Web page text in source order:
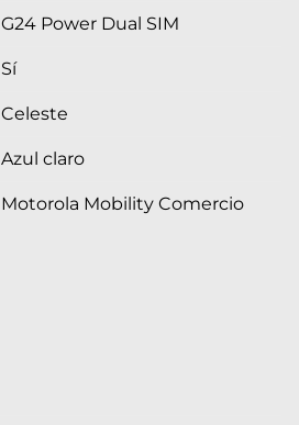
G24 Power Dual SIM
Sí
Celeste
Azul claro
Motorola Mobility Comercio